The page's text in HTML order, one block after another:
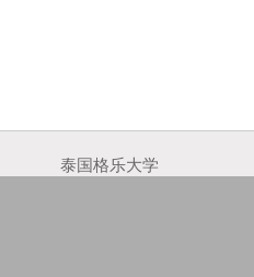
泰国格乐大学